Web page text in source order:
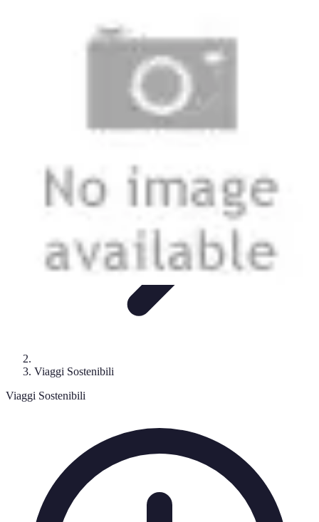
Pianificazione ViaggiSicurezza e Preparazione
Consigli di ViaggioTendenze
Viaggi Sostenibili
Viaggi Sostenibili